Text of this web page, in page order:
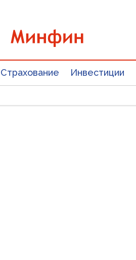
Страхование Инвестиции